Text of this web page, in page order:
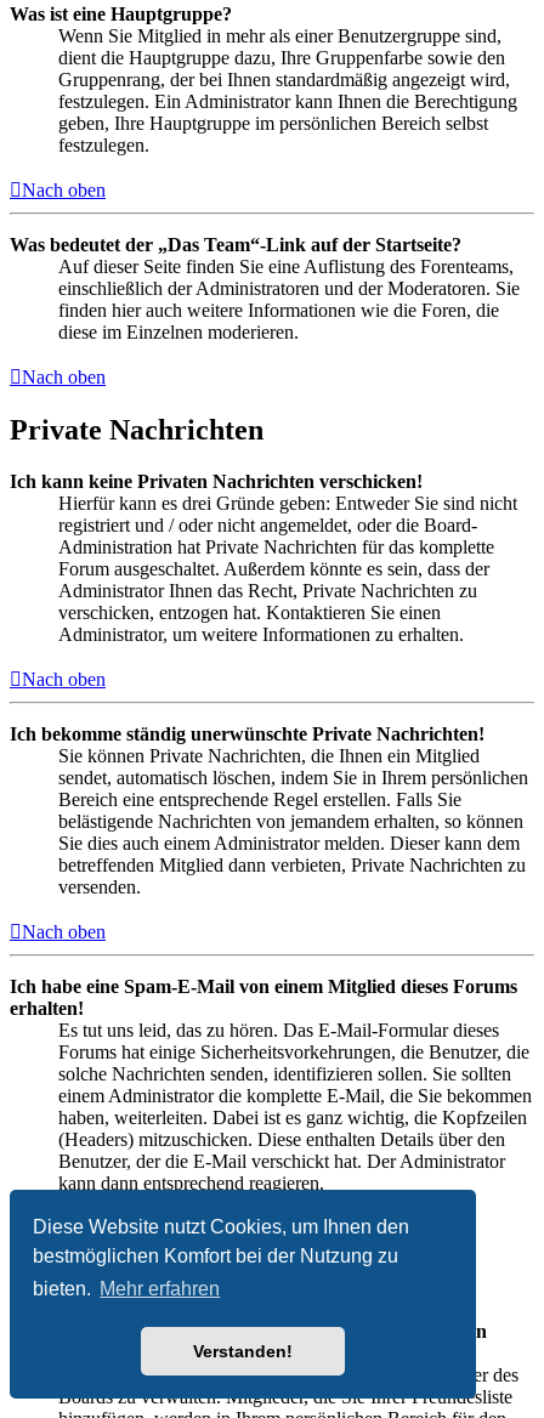
Diese Website nutzt Cookies, um Ihnen den
bestmöglichen Komfort bei der Nutzung zu
bieten. Mehr erfahren
Verstanden!
Was ist eine Hauptgruppe?
Wenn Sie Mitglied in mehr als einer Benutzergruppe sind,
dient die Hauptgruppe dazu, Ihre Gruppenfarbe sowie den
Gruppenrang, der bei Ihnen standardmäßig angezeigt wird,
festzulegen. Ein Administrator kann Ihnen die Berechtigung
geben, Ihre Hauptgruppe im persönlichen Bereich selbst
festzulegen.
Nach oben
Was bedeutet der „Das Team“-Link auf der Startseite?
Auf dieser Seite finden Sie eine Auflistung des Forenteams,
einschließlich der Administratoren und der Moderatoren. Sie
finden hier auch weitere Informationen wie die Foren, die
diese im Einzelnen moderieren.
Nach oben
Private Nachrichten
Ich kann keine Privaten Nachrichten verschicken!
Hierfür kann es drei Gründe geben: Entweder Sie sind nicht
registriert und / oder nicht angemeldet, oder die Board-
Administration hat Private Nachrichten für das komplette
Forum ausgeschaltet. Außerdem könnte es sein, dass der
Administrator Ihnen das Recht, Private Nachrichten zu
verschicken, entzogen hat. Kontaktieren Sie einen
Administrator, um weitere Informationen zu erhalten.
Nach oben
Ich bekomme ständig unerwünschte Private Nachrichten!
Sie können Private Nachrichten, die Ihnen ein Mitglied
sendet, automatisch löschen, indem Sie in Ihrem persönlichen
Bereich eine entsprechende Regel erstellen. Falls Sie
belästigende Nachrichten von jemandem erhalten, so können
Sie dies auch einem Administrator melden. Dieser kann dem
betreffenden Mitglied dann verbieten, Private Nachrichten zu
versenden.
Nach oben
Ich habe eine Spam-E-Mail von einem Mitglied dieses Forums
erhalten!
Es tut uns leid, das zu hören. Das E-Mail-Formular dieses
Forums hat einige Sicherheitsvorkehrungen, die Benutzer, die
solche Nachrichten senden, identifizieren sollen. Sie sollten
einem Administrator die komplette E-Mail, die Sie bekommen
haben, weiterleiten. Dabei ist es ganz wichtig, die Kopfzeilen
(Headers) mitzuschicken. Diese enthalten Details über den
Benutzer, der die E-Mail verschickt hat. Der Administrator
kann dann entsprechend reagieren.
Nach oben
Freunde und ignorierte Mitglieder
Wozu benötige ich die Listen der Freunde und ignorierten
Sie können diese Listen benutzen, um andere Mitglieder des
Boards zu verwalten. Mitglieder, die Sie Ihrer Freundesliste